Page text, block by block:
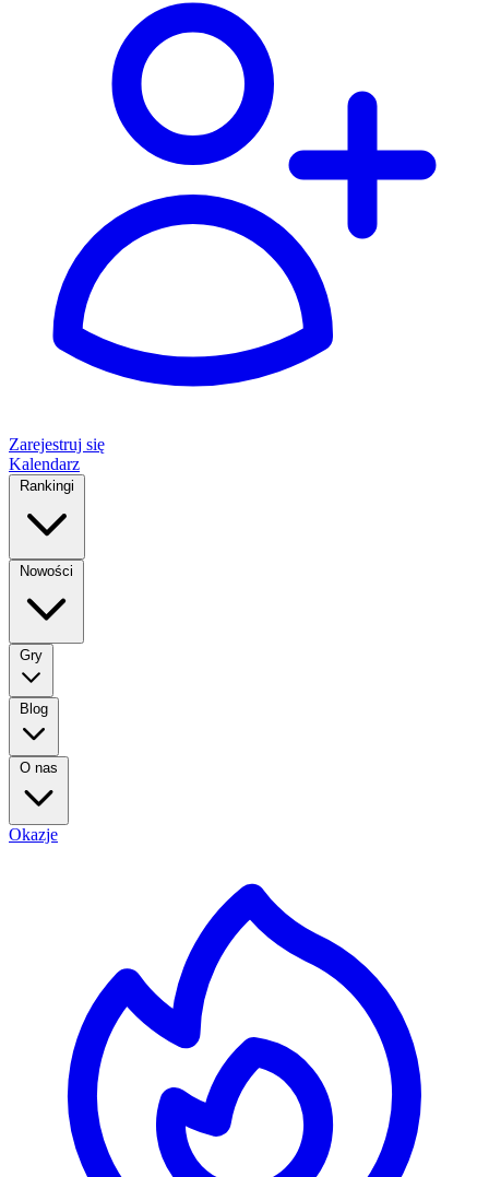
Zarejestruj się
Kalendarz
Rankingi
Nowości
Gry
Blog
O nas
Okazje